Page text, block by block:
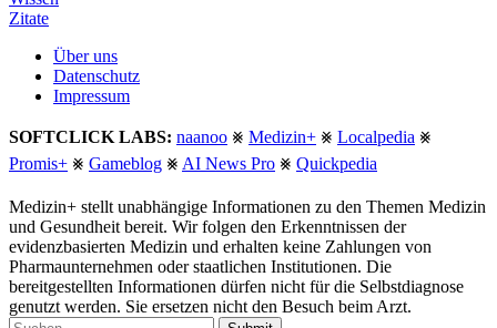
Zitate
Über uns
Datenschutz
Impressum
SOFTCLICK LABS: naanoo ⨳ Medizin+ ⨳ Localpedia ⨳
Promis+ ⨳ Gameblog ⨳ AI News Pro ⨳ Quickpedia
Medizin+ stellt unabhängige Informationen zu den Themen Medizin
und Gesundheit bereit. Wir folgen den Erkenntnissen der
evidenzbasierten Medizin und erhalten keine Zahlungen von
Pharmaunternehmen oder staatlichen Institutionen. Die
bereitgestellten Informationen dürfen nicht für die Selbstdiagnose
genutzt werden. Sie ersetzen nicht den Besuch beim Arzt.